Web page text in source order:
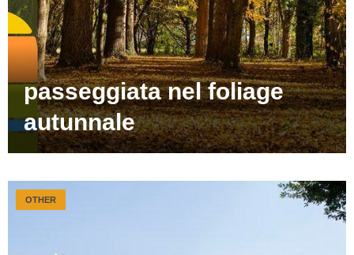
passeggiata nel foliage
autunnale
OTHER